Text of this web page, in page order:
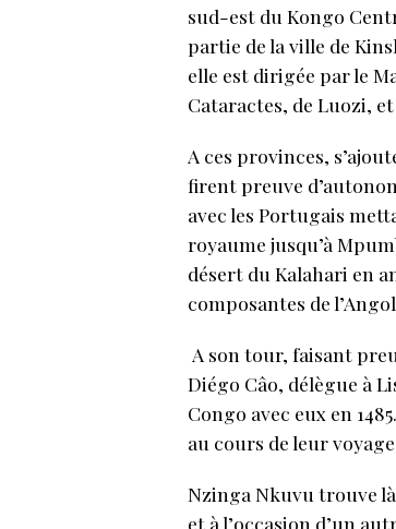
sud-est du Kongo
partie de la ville de
elle est dirigée par le
Cataractes, de Luozi,
A ces provinces,
firent preuve
avec les Portugais
royaume jusqu’à
désert du Kalahari en
composantes de
A son tour, faisant
Diégo Câo, délègue à
Congo avec eux en
au cours de leur
Nzinga Nkuvu trouve
et à l’occasion d’un